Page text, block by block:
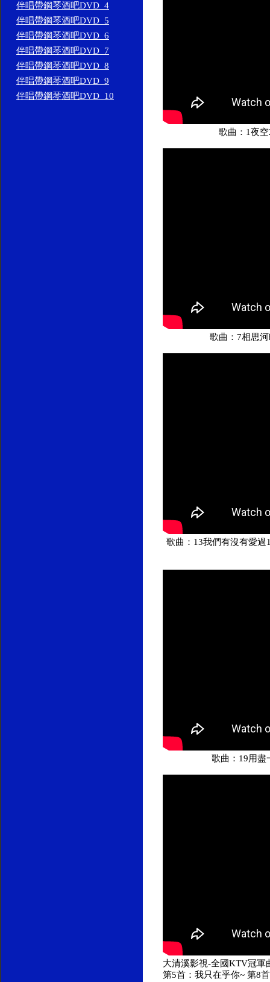
伴唱帶鋼琴酒吧DVD_4
伴唱帶鋼琴酒吧DVD_5
伴唱帶鋼琴酒吧DVD_6
伴唱帶鋼琴酒吧DVD_7
伴唱帶鋼琴酒吧DVD_8
伴唱帶鋼琴酒吧DVD_9
伴唱帶鋼琴酒吧DVD_10
歌曲：1夜
歌曲：7相思
歌曲：13我們有沒有愛過
歌曲：19用盡
大清溪影視-全國KTV冠軍
第5首：我只在乎你~ 第8